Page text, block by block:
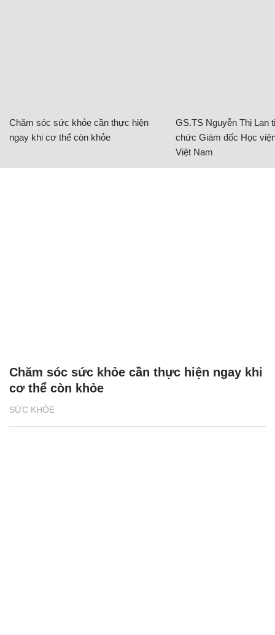
Chăm sóc sức khỏe cần thực hiện
ngay khi cơ thể còn khỏe
GS.TS Nguyễn Thị Lan
chức Giám đốc Học
Việt Nam
SỨC KHỎE
Chăm sóc sức khỏe cần thực hiện ngay khi
cơ thể còn khỏe